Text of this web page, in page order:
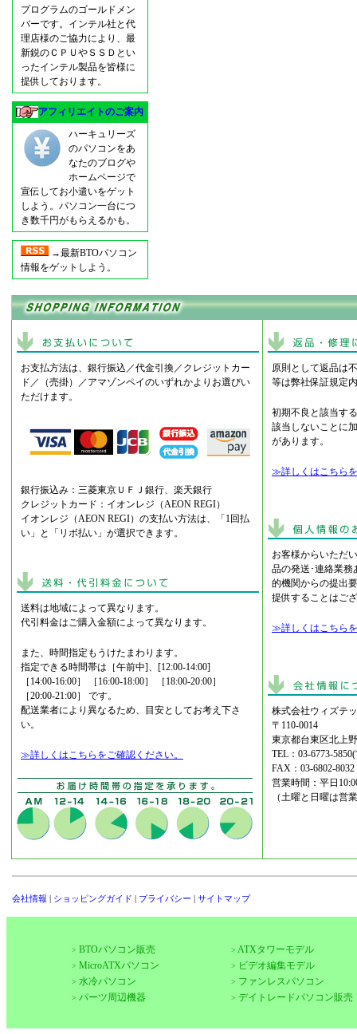
プログラムのゴールドメン
バーです。インテル社と代
理店様のご協力により、最
新鋭のＣＰＵやＳＳＤとい
ったインテル製品を皆様に
提供しております。
アフィリエイトのご案内
ハーキュリーズ
のパソコンをあ
なたのブログや
ホームページで
宣伝してお小遣いをゲット
しよう。パソコン一台につ
き数千円がもらえるかも。
→最新BTOパソコン
情報をゲットしよう。
お支払方法は、銀行振込／代金引換／クレジットカー
ド／（売掛）／アマゾンペイのいずれかよりお選びい
ただけます。
銀行振込み：三菱東京ＵＦＪ銀行、楽天銀行
クレジットカード：イオンレジ（AEON REGI）
イオンレジ（AEON REGI）の支払い方法は、「1回払
い」と「リボ払い」が選択できます。
送料は地域によって異なります。
代引料金はご購入金額によって異なります。
また、時間指定もうけたまわります。
指定できる時間帯は［午前中]、[12:00-14:00]
［14:00-16:00］ ［16:00-18:00］ ［18:00-20:00］
［20:00-21:00］ です。
配送業者により異なるため、目安としてお考え下さ
い。
≫詳しくはこちらをご確認ください。
原則として返品は
等は弊社保証規定
初期不良と該当す
該当しないことに
があります。
≫詳しくはこちら
お客様からいただ
品の発送･連絡業務
的機関からの提出
提供することはご
≫詳しくはこちら
株式会社ウィズテ
〒110-0014
東京都台東区北上
TEL：03-6773-
FAX：03-6802-8032
営業時間：平日
（土曜と日曜は営
会社情報 | ショッピングガイド | プライバシー | サイトマップ
> BTOパソコン販売 > ATXタワーモデル
> MicroATXパソコン > ビデオ編集モデル
> 水冷パソコン > ファンレスパソコン
> パーツ周辺機器 > デイトレードパソコン販売